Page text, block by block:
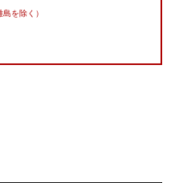
を除く）